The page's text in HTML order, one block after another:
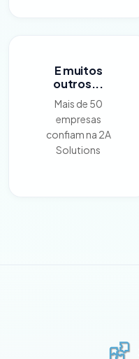
E muitos
outros...
Mais de 50
empresas
confiam na 2A
Solutions